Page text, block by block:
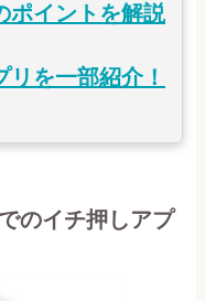
ポイントを解説
を一部紹介！
のイチ押しアプ